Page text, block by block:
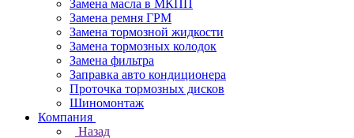
Замена масла в МКПП
Замена ремня ГРМ
Замена тормозной жидкости
Замена тормозных колодок
Замена фильтра
Заправка авто кондиционера
Проточка тормозных дисков
Шиномонтаж
Компания
Назад